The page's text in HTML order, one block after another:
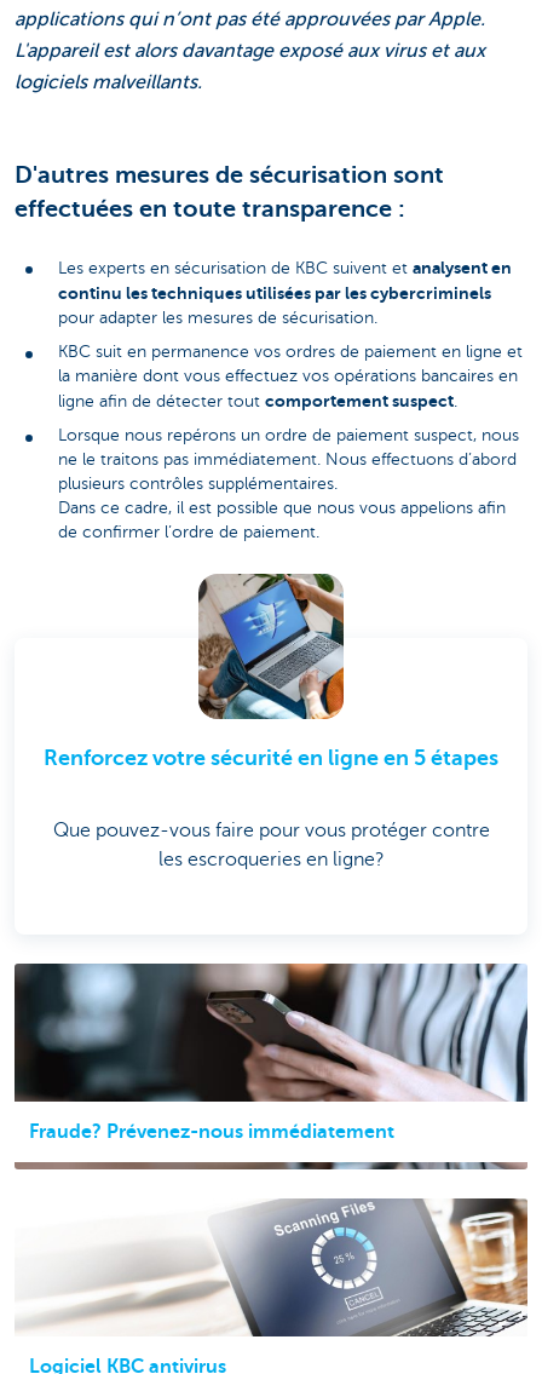
applications qui n’ont pas été approuvées par Apple.
L'appareil est alors davantage exposé aux virus et aux
logiciels malveillants.
D'autres mesures de sécurisation sont
effectuées en toute transparence :
Les experts en sécurisation de KBC suivent et analysent en
continu les techniques utilisées par les cybercriminels
pour adapter les mesures de sécurisation.
KBC suit en permanence vos ordres de paiement en ligne et
la manière dont vous effectuez vos opérations bancaires en
ligne afin de détecter tout comportement suspect
Lorsque nous repérons un ordre de paiement suspect, nous
ne le traitons pas immédiatement. Nous effectuons d’abord
plusieurs contrôles supplémentaires.
Dans ce cadre, il est possible que nous vous appelions afin
de confirmer l’ordre de paiement.
Renforcez votre sécurité en ligne en 5 étapes
Que pouvez-vous faire pour vous protéger contre
les escroqueries en ligne?
Fraude? Prévenez-nous immédiatement
Logiciel KBC antivirus